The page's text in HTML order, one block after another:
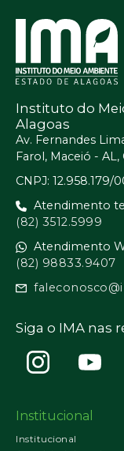
Instituto do
Alagoas
Av. Fernandes
Farol, Maceió - AL,
CNPJ: 12.958.179/
Atendimento
(82) 3512.5999
Atendimento
(82) 98833.9407
Siga o IMA nas
Institucional
Institucional